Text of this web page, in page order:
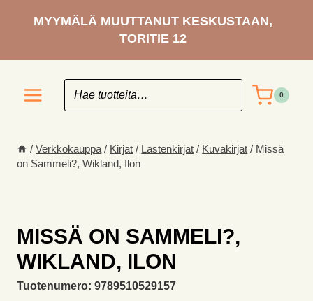
sisältöönMYYMÄLÄ MUUTTANUT KESKUSTAAN,
TORITIE 12
0
/ Verkkokauppa / Kirjat / Lastenkirjat / Kuvakirjat / Missä
on Sammeli?, Wikland, Ilon
MISSÄ ON SAMMELI?,
WIKLAND, ILON
Tuotenumero: 9789510529157